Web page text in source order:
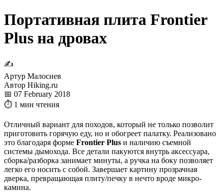
Портативная плита Frontier
Plus на дровах
✍
Артур Малосиев
Автор Hiking.ru
📅 07 February 2018
⏱ 1 мин чтения
Отличный вариант для походов, который не только позволит
приготовить горячую еду, но и обогреет палатку. Реализовано
это благодаря форме Frontier Plus и наличию съемной
системы дымохода. Все детали пакуются внутрь аксессуара,
сборка/разборка занимает минуты, а ручка на боку позволяет
легко его носить с собой. Завершает картину прозрачная
дверка, превращающая плиту/печку в нечто вроде микро-
камина.